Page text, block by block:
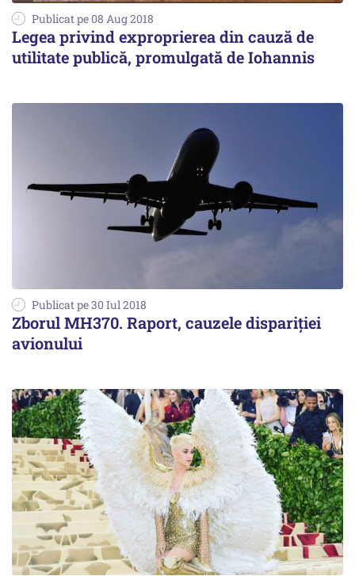
Publicat pe 08 Aug 2018
Legea privind exproprierea din cauză de
utilitate publică, promulgată de Iohannis
Publicat pe 30 Iul 2018
Zborul MH370. Raport, cauzele dispariţiei
avionului